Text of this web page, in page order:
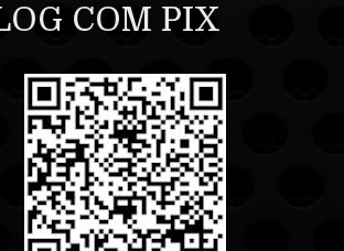
COM PIX